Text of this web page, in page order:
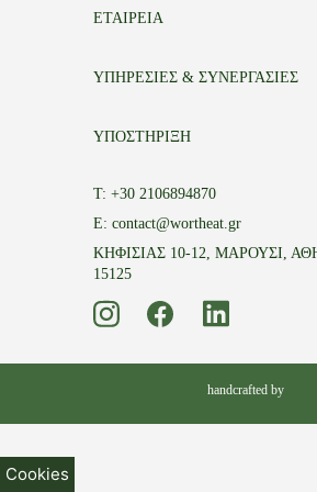
Cookies
ΕΤΑΙΡΕΙΑ
BLOG
ΥΠΗΡΕΣΙΕΣ & ΣΥΝΕΡΓΑΣΙΕΣ
ΣΗΜΕΙΑ ΛΙΑΝΙΚΗΣ ΠΩΛΗΣΗΣ
ΠΑΚΕΤΑ ΓΕΥΜΑΤΩΝ ΓΙΑ
ΥΠΟΣΤΗΡΙΞΗ
ΠΟΛΙΤΙΚΗ ΠΡΟΣΤΑΣΙΑΣ
ΠΡΟΣΩΠΙΚΩΝ ΔΕΔΟΜΕΝΩΝ
ΠΟΛΙΤΙΚΗ COOKIES
ΠΟΛΙΤΙΚΗ ΠΑΡΑΓΓΕΛΙΩΝ,
ΚΑΙ ΕΠΙΣΤΡΟΦΩΝ
Τ: +30 2106894870
E: contact@wortheat.gr
ΚΗΦΙΣΙΑΣ 10-12, ΜΑΡΟΥΣΙ,
15125
handcrafted by